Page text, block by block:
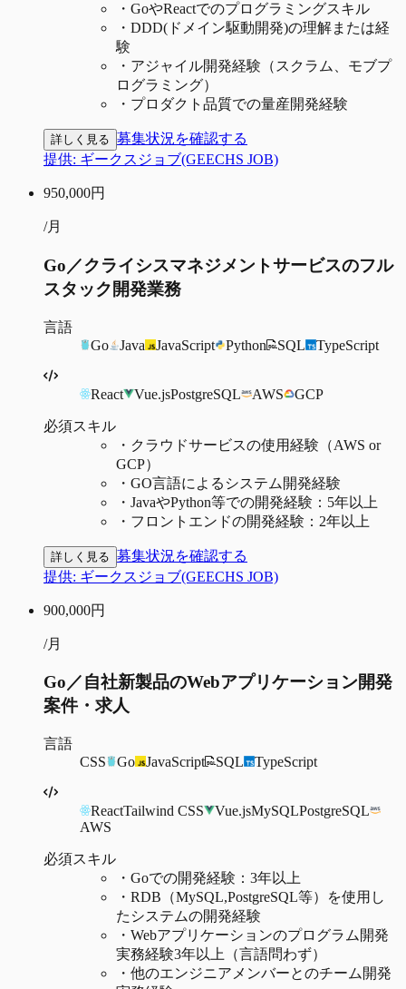
・ GoやReactでのプログラミングスキル
・ DDD(ドメイン駆動開発)の理解または経
験
・ アジャイル開発経験（スクラム、モブプ
ログラミング）
・ プロダクト品質での量産開発経験
詳しく見る 募集状況を確認する
提供: ギークスジョブ(GEECHS JOB)
950,000円
/月
Go／クライシスマネジメントサービスのフル
スタック開発業務
言語
Go
Java JavaScript Python SQL TypeScript
React Vue.jsPostgreSQL AWS GCP
必須スキル
・ クラウドサービスの使用経験（AWS or
GCP）
・ GO言語によるシステム開発経験
・ JavaやPython等での開発経験：5年以上
・ フロントエンドの開発経験：2年以上
詳しく見る 募集状況を確認する
提供: ギークスジョブ(GEECHS JOB)
900,000円
/月
Go／自社新製品のWebアプリケーション開発
案件・求人
言語
CSS
Go JavaScript SQL TypeScript
ReactTailwind CSS Vue.jsMySQLPostgreSQL
AWS
必須スキル
・ Goでの開発経験：3年以上
・ RDB（MySQL,PostgreSQL等）を使用し
たシステムの開発経験
・ Webアプリケーションのプログラム開発
実務経験3年以上（言語問わず）
・ 他のエンジニアメンバーとのチーム開発